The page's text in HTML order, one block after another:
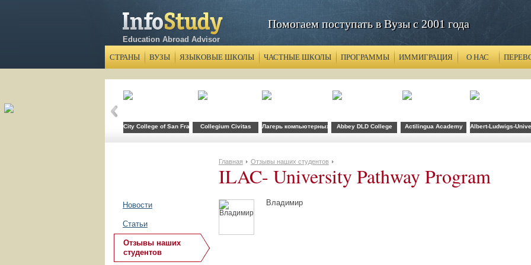
Education Abroad Advisor
Помогаем поступать в Вузы с 2001 года
СТРАНЫ ВУЗЫ ЯЗЫКОВЫЕ ШКОЛЫ ЧАСТНЫЕ ШКОЛЫ ПРОГРАММЫ ИММИГРАЦИЯ О НАС
City College of San FranciscoCollegium Civitas Лагерь компьютерных технологий FLS при CSU Fullerton
Abbey DLD College Actilingua Academy Albert-Ludwigs-
Новости
Статьи
Отзывы наших
студентов
Главная Отзывы наших студентов
ILAC- University Pathway Program
Владимир